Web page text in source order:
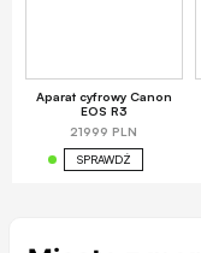
Aparat cyfrowy Canon
EOS R3
21999 PLN
SPRAWDŹ